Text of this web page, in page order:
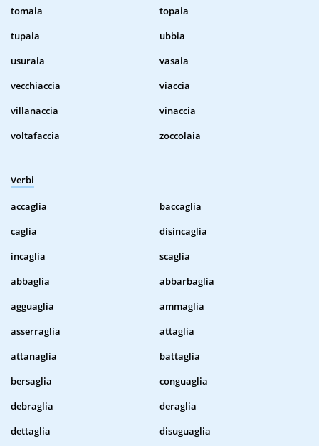
tomaia
topaia
tupaia
ubbia
usuraia
vasaia
vecchiaccia
viaccia
villanaccia
vinaccia
voltafaccia
zoccolaia
Verbi
accaglia
baccaglia
caglia
disincaglia
incaglia
scaglia
abbaglia
abbarbaglia
agguaglia
ammaglia
asserraglia
attaglia
attanaglia
battaglia
bersaglia
conguaglia
debraglia
deraglia
dettaglia
disuguaglia